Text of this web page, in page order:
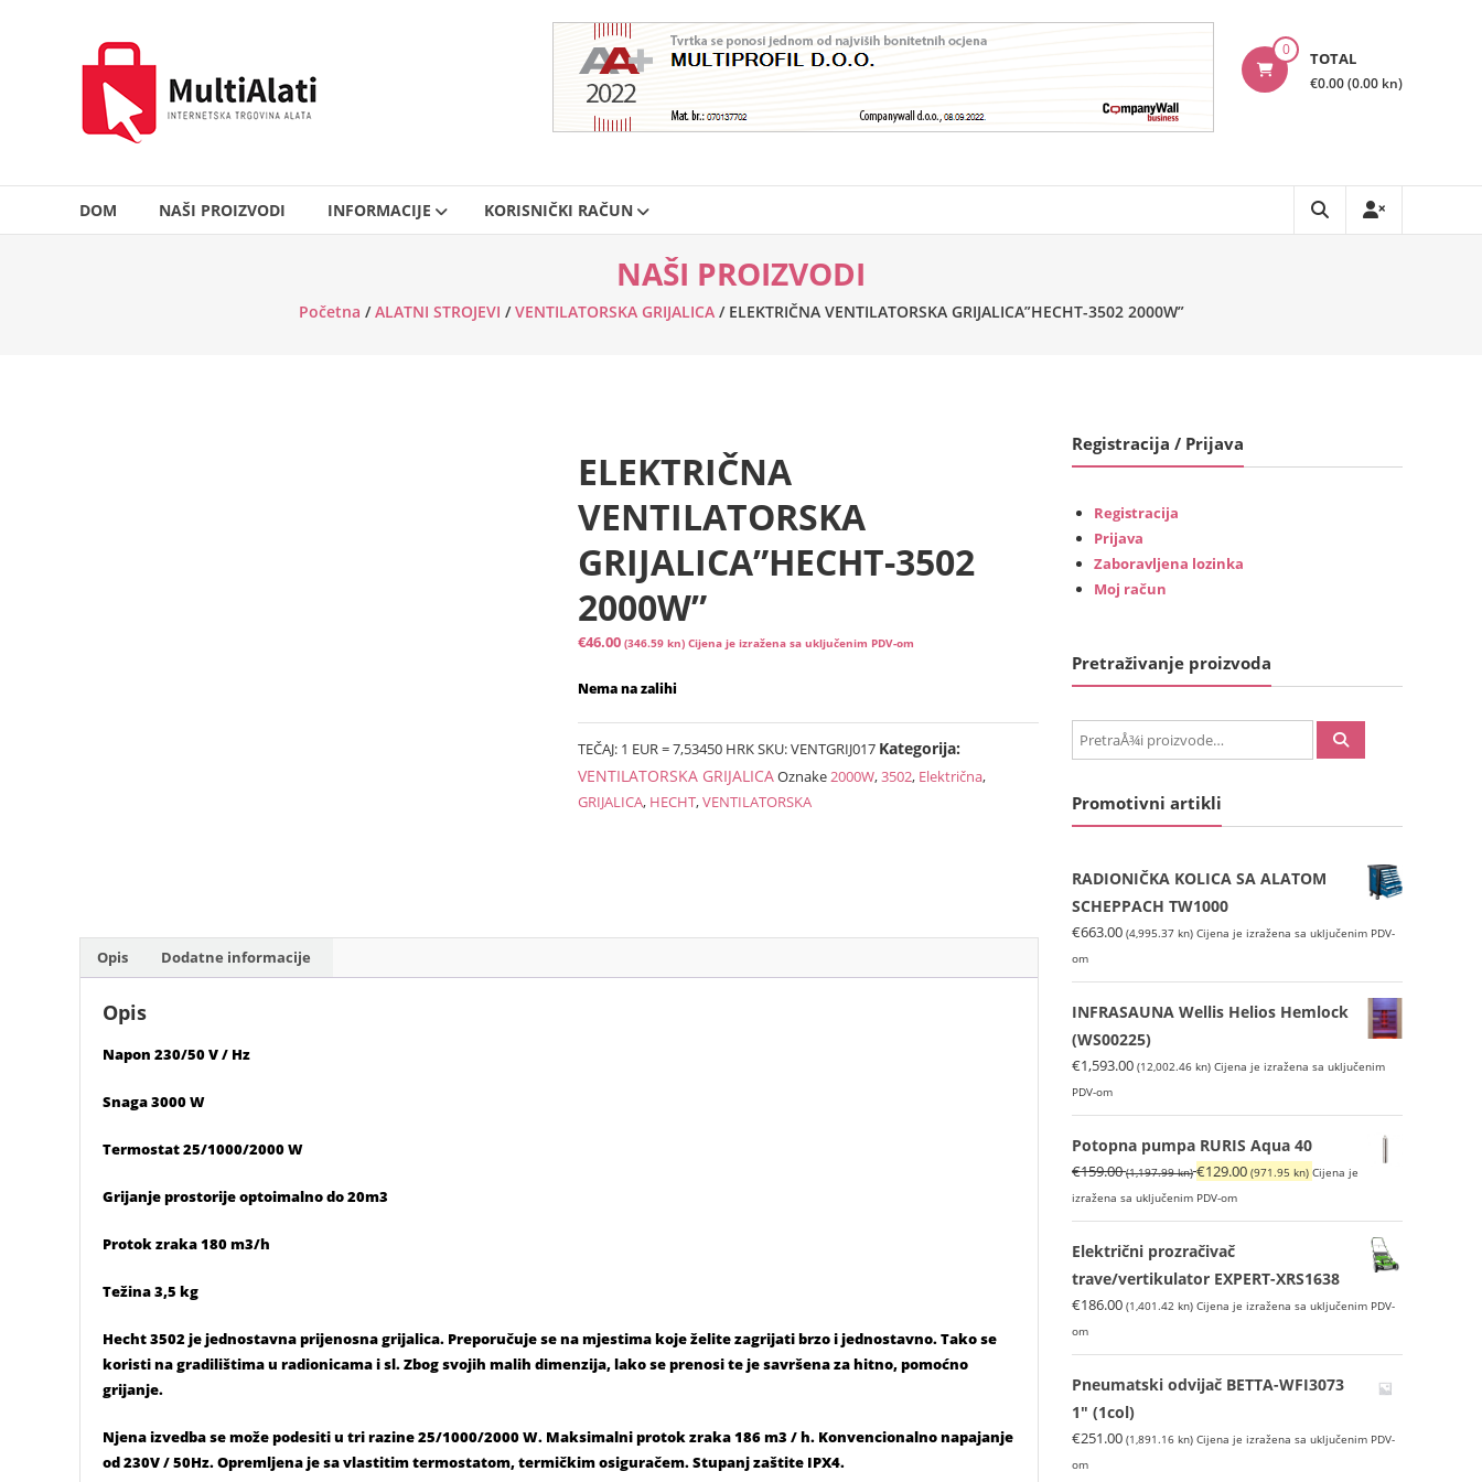
MultiAlati
Internetska
trgovina
alata
0 TOTAL
€0.00 (0.00 kn)
DOM NAŠI PROIZVODI INFORMACIJE KORISNIČKI RAČUN
NAŠI PROIZVODI
Početna /ALATNI STROJEVI /VENTILATORSKA GRIJALICA/ ELEKTRIČNA VENTILATORSKA GRIJALICA”HECHT-3502 2000W”
ELEKTRIČNA
VENTILATORSKA
GRIJALICA”HECHT-3502
2000W”
€46.00 (346.59 kn) Cijena je izražena sa uključenim PDV-om
Nema na zalihi
TEČAJ: 1 EUR = 7,53450 HRKSKU:VENTGRIJ017 Kategorija:
VENTILATORSKA GRIJALICAOznake2000W,3502, Električna,
GRIJALICA, HECHT,VENTILATORSKA
Opis Dodatne informacije
Opis
Napon 230/50 V / Hz
Snaga 3000 W
Termostat 25/1000/2000 W
Grijanje prostorije optoimalno do 20m3
Protok zraka 180 m3/h
Težina 3,5 kg
Hecht 3502 je jednostavna prijenosna grijalica. Preporučuje se na mjestima koje želite zagrijati brzo i jednostavno. Tako se
koristi na gradilištima u radionicama i sl. Zbog svojih malih dimenzija, lako se prenosi te je savršena za hitno, pomoćno
grijanje.
Njena izvedba se može podesiti u tri razine 25/1000/2000 W. Maksimalni protok zraka 186 m3 / h. Konvencionalno napajanje
od 230V / 50Hz. Opremljena je sa vlastitim termostatom, termičkim osiguračem. Stupanj zaštite IPX4.
Registracija / Prijava
Registracija
Prijava
Zaboravljena lozinka
Moj račun
Pretraživanje proizvoda
PretraÅ¾i:
Promotivni artikli
RADIONIČKA KOLICA SA ALATOM
SCHEPPACH TW1000
€663.00 (4,995.37 kn) Cijena je izražena sa uključenim PDV-
om
INFRASAUNA Wellis Helios Hemlock
(WS00225)
€1,593.00 (12,002.46 kn) Cijena je izražena sa uključenim
PDV-om
Potopna pumpa RURIS Aqua 40
€159.00 (1,197.99 kn)Izvorna
cijena
bila
je:
€159.00
€129.00 (971.95 kn) Trenutna
je:
(971.95
Cijena je
izražena sa uključenim PDV-om
Električni prozračivač
trave/vertikulator EXPERT-XRS1638
€186.00 (1,401.42 kn) Cijena je izražena sa uključenim PDV-
om
Pneumatski odvijač BETTA-WFI3073
1″ (1col)
€251.00 (1,891.16 kn) Cijena je izražena sa uključenim PDV-
om